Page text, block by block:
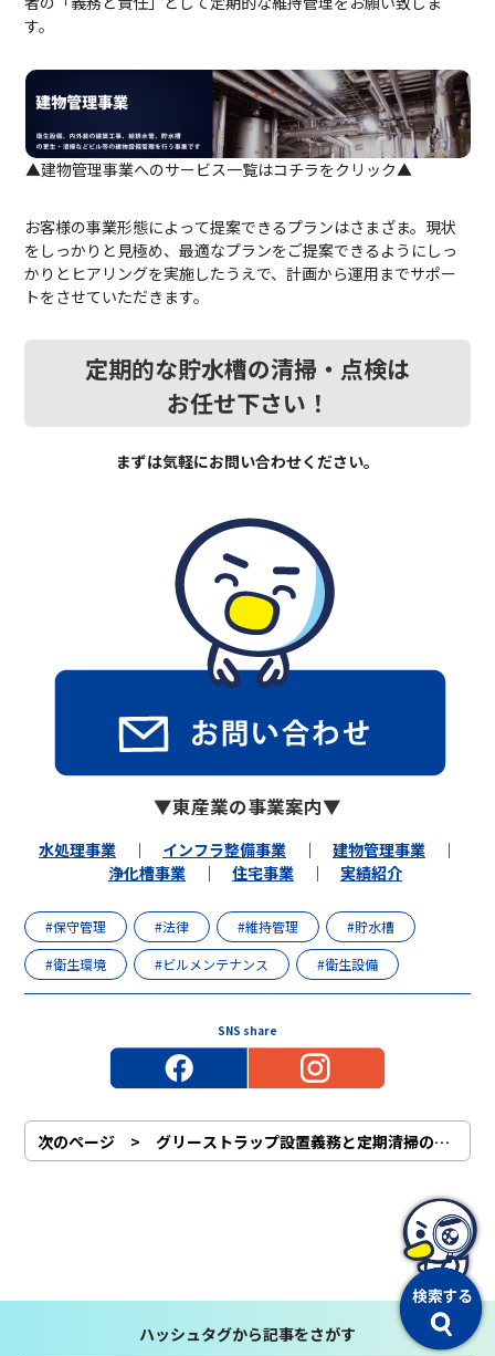
す。
▲建物管理事業へのサービス一覧はコチラをクリック▲
お客様の事業形態によって提案できるプランはさまざま。 現状
をしっかりと見極め、最適なプランをご提案できるようにしっ
かりとヒアリングを実施したうえで、計画から運用までサポー
トをさせていただきます。
定期的な貯水槽の清掃・点検は
お任せ下さい！
まずは気軽にお問い合わせください。
▼東産業の事業案内▼
水処理事業 ｜ インフラ整備事業 ｜ 建物管理事業 ｜
浄化槽事業 ｜ 住宅事業 ｜ 実績紹介
#保守管理 #法律 #維持管理 #貯水槽
#衛生環境 #ビルメンテナンス #衛生設備
SNS share
次のページ > グリーストラップ設置義務と定期清掃の必要性
ハッシュタグから記事をさがす